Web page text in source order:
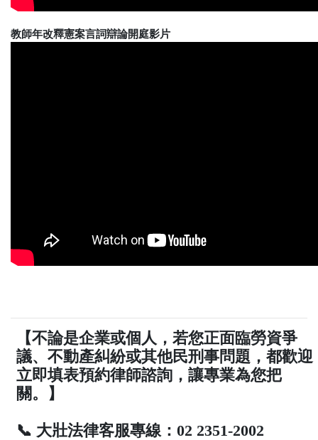
教師年改釋憲案言詞辯論開庭影片
【不論是企業或個人，若您正面臨勞資爭
議、不動產糾紛或其他民刑事問題，都歡迎
立即填表預約律師諮詢，讓專業為您把
關。】
📞 大壯法律客服專線：02 2351-2002